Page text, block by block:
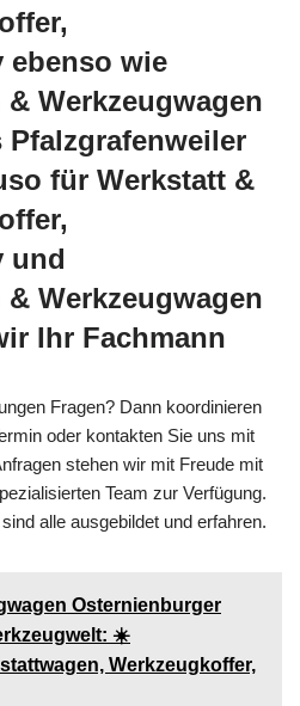
ebenso wie
Werkzeugwagen
für Werkstatt &
und
Werkzeugwagen
Ihr Fachmann
Fragen? Dann koordinieren
oder kontakten Sie uns mit
stehen wir mit Freude mit
Team zur Verfügung.
alle ausgebildet und erfahren.
Osternienburger
☀️
Werkzeugkoffer,